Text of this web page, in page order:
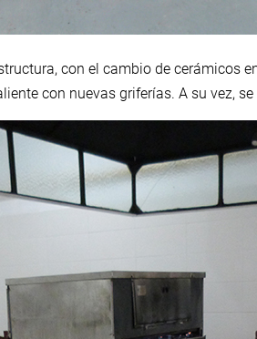
con el cambio de cerámicos
con nuevas griferías. A su vez,